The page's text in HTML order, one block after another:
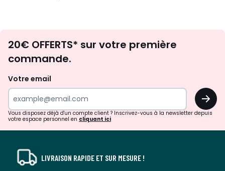
d'inspirations
surprises?
20€ OFFERTS* sur votre première
commande.
Votre email
OK
Vous disposez déjà d'un compte client ? Inscrivez-vous à la newsletter depuis
votre espace personnel en cliquant ici
LIVRAISON RAPIDE ET SUR MESURE !